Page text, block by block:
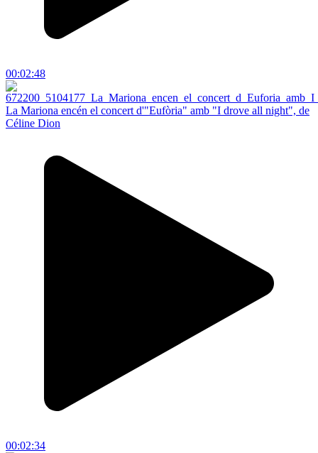
00:02:48
La Mariona encén el concert d'"Eufòria" amb "I drove all night", de
Céline Dion
00:02:34